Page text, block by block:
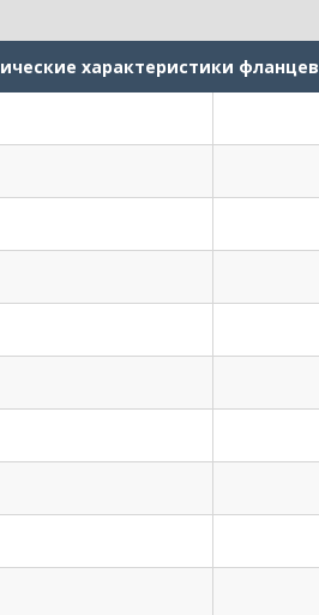
характеристики фланцев